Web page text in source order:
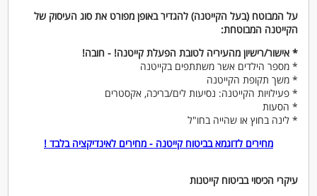
על המבוטח (בעל הקייטנה) להגדיר באופן מפורט את סוג העיסוק של
הקייטנה המבוטחת:
* אישור/רישיון מהעיריה לטובת הפעלת קייטנה! - חובה!
* מספר הילדים אשר משתתפים בקייטנה
* משך תקופת הקייטנה
* פעילויות הקייטנה: נסיעות לים/בריכה, אקסטרים
* הסעות
* לינה בחוץ או שהייה בחו"ל
מחירים לדוגמא בביטוח קייטנה - מחירים לאינדיקציה בלבד !
עיקרי הכיסוי בביטוח קייטנות